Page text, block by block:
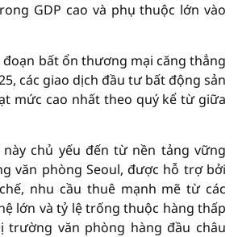
GDP cao và phụ thuộc lớn vào
đoạn bất ổn thương mại căng thẳng
các giao dịch đầu tư bất động sản
mức cao nhất theo quý kể từ giữa
chủ yếu đến từ nền tảng vững
văn phòng Seoul, được hỗ trợ bởi
nhu cầu thuê mạnh mẽ từ các
lớn và tỷ lệ trống thuộc hàng thấp
trường văn phòng hàng đầu châu